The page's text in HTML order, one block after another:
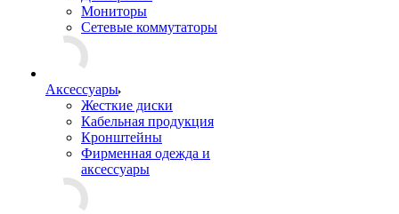
Мониторы
Сетевые коммутаторы
Аксессуары
Жесткие диски
Кабельная продукция
Кронштейны
Фирменная одежда и
аксессуары